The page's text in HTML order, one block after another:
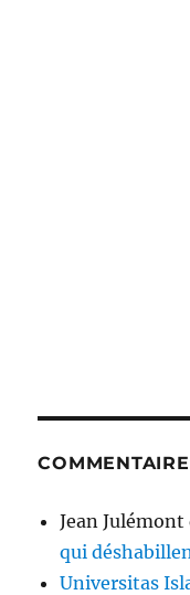
Jean Julémont
qui
Universitas